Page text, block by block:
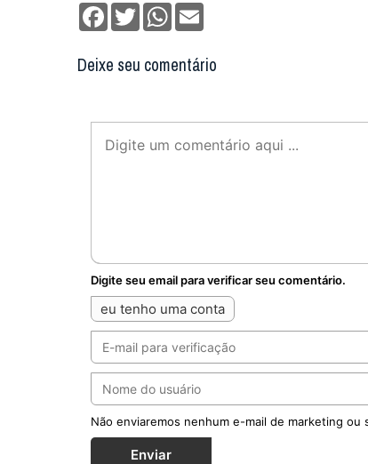
Facebook
TwitterWhatsApp
Deixe seu comentário
Digite seu email para verificar seu comentário.
eu tenho uma conta
Não enviaremos nenhum e-mail de marketing ou
Enviar